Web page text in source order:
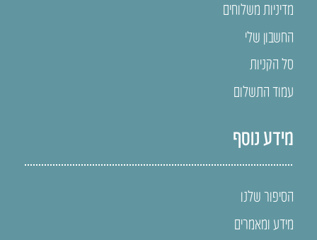
מדיניות משלוחים
החשבון שלי
סל הקניות
עמוד התשלום
מידע נוסף
הסיפור שלנו
מידע ומאמרים